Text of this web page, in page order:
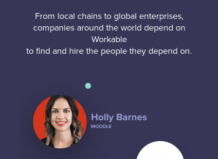
From local chains to global enterprises,
companies around the world depend on
Workable
to find and hire the people they depend on.